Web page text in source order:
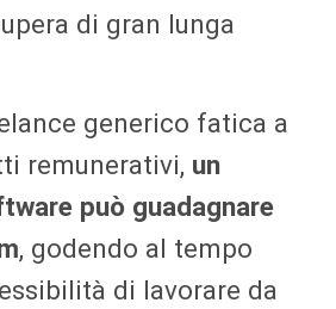
di gran lunga
generico fatica a
remunerativi, un
può guadagnare
, godendo al tempo
di lavorare da